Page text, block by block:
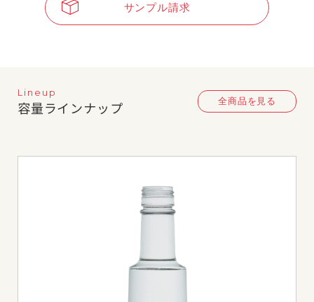
サンプル請求
Lineup
容量ラインナップ 全商品を見る